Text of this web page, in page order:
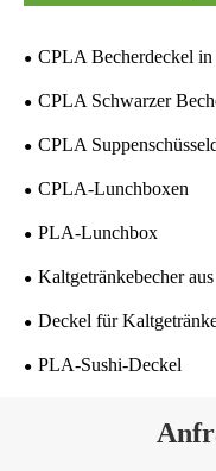
CPLA Becherdeckel
CPLA Schwarzer
CPLA
CPLA-Lunchboxen
PLA-Lunchbox
Kaltgetränkebecher
Deckel für
PLA-Sushi-Deckel